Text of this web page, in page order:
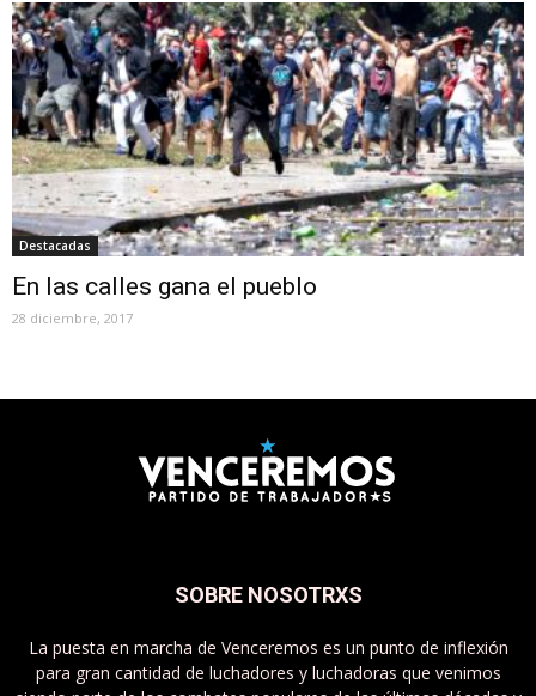
Destacadas
En las calles gana el pueblo
28 diciembre, 2017
SOBRE NOSOTRXS
La puesta en marcha de Venceremos es un punto de inflexión
para gran cantidad de luchadores y luchadoras que venimos